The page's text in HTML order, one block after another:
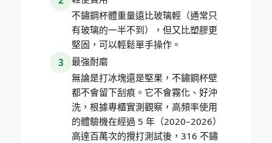
不鏽鋼杯體重量遠比玻璃輕（通常只
有玻璃的一半不到），但又比塑膠更
堅固，可以輕鬆單手操作。
3
最強耐磨
無論是打冰塊還是堅果，不鏽鋼杯壁
都不會留下刮痕。它不會霧化、好沖
洗，根據專櫃實測觀察，高頻率使用
的體驗機在經過 5 年（2020–2026）
高達百萬次的攪打測試後，316 不鏽